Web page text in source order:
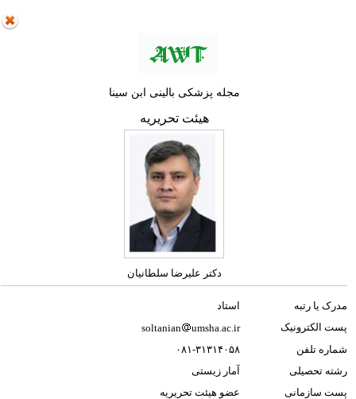
مجله پزشکی بالینی ابن سینا
هیئت تحریریه
دکتر علیرضا سلطانیان
مدرک یا رتبه
استاد
پست الکترونیک
soltanian
umsha.ac.ir
شماره تلفن
۰۸۱-۳۱۳۱۴۰۵۸
رشته تحصیلی
آمار زیستی
پست سازمانی
عضو هیئت تحریریه